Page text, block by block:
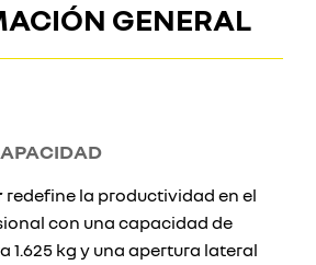
GENERAL
redefine la productividad en el
con una capacidad de
1.625 kg y una apertura lateral